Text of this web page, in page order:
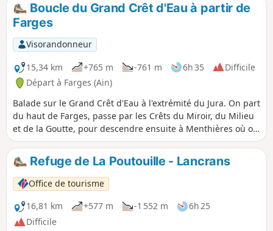
Boucle du Grand Crêt d'Eau à partir de
Farges
Visorandonneur
15,34 km
+765 m -761 m 6h 35
Difficile
Départ à Farges (Ain)
Balade sur le Grand Crêt d'Eau à l'extrémité du Jura. On part
du haut de Farges, passe par les Crêts du Miroir, du Milieu
et de la Goutte, pour descendre ensuite à Menthières où on
peut faire une petite halte pour se restaurer ou prendre un
verre au Bistrot de La Gentiane. On remonte ensuite par Le
Vélu et le Pelaz. Beaux paysages d'alpage et vues sur le Pays
de Gex, le Genevois, la vallée de la Valserine, Menthières
Refuge de La Poutouille - Lancrans
Office de tourisme
16,81 km
+577 m -1 552 m
6h 25
Difficile